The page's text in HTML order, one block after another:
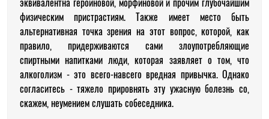
физическим пристрастиям. Также имеет место быть
альтернативная точка зрения на этот вопрос, которой, как
правило, придерживаются сами злоупотребляющие
спиртными напитками люди, которая заявляет о том, что
алкоголизм - это всего-навсего вредная привычка. Однако
согласитесь - тяжело прировнять эту ужасную болезнь со,
скажем, неумением слушать собеседника.